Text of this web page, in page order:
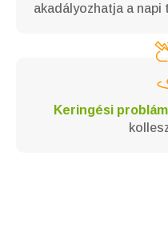
akadályozhatja a napi
Keringési